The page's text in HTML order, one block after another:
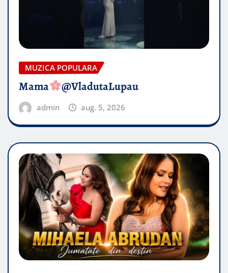
MUZICA POPULARA
Mama @VladutaLupau
admin aug. 5, 2026